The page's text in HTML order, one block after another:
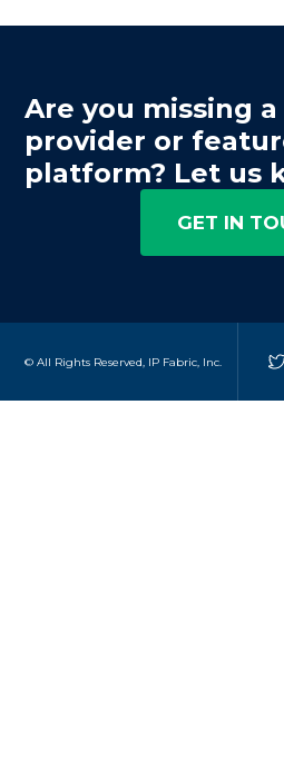
Are you missing
provider or
platform? Let us
GET IN
© All Rights Reserved, IP Fabric, Inc.